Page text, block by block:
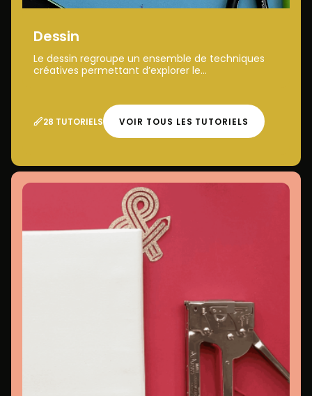
Dessin
Le dessin regroupe un ensemble de techniques
créatives permettant d’explorer le...
28 TUTORIELS VOIR TOUS LES TUTORIELS